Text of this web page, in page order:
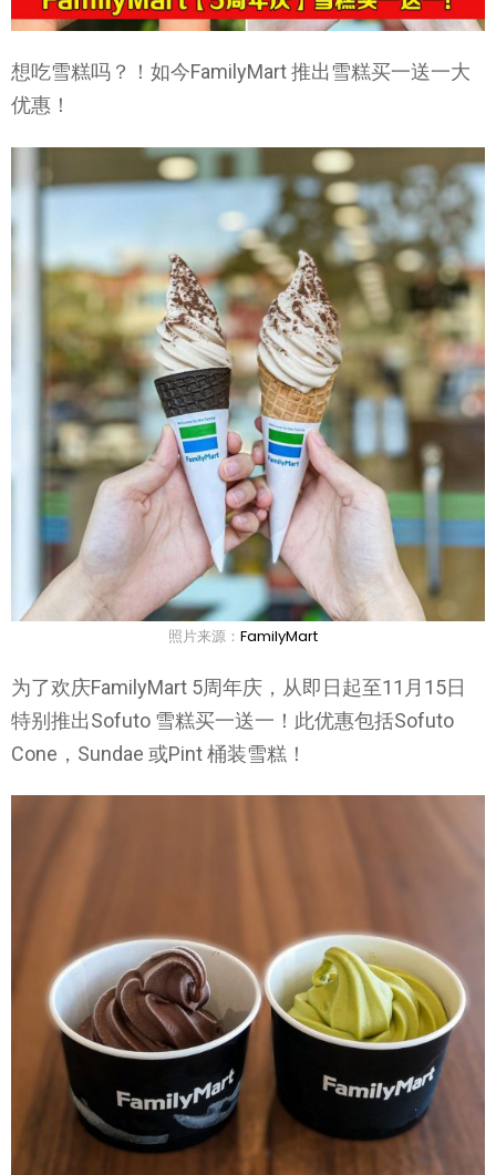
想吃雪糕吗？！如今FamilyMart 推出雪糕买一送一大
优惠！
照片来源： FamilyMart
为了欢庆FamilyMart 5周年庆，从即日起至11月15日
特别推出Sofuto 雪糕买一送一！此优惠包括Sofuto
Cone，Sundae 或Pint 桶装雪糕！